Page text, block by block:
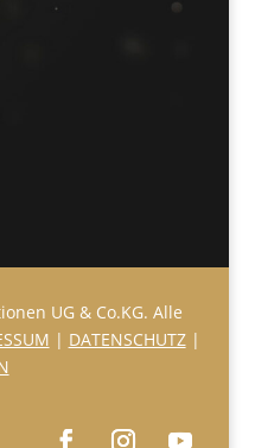
UG & Co.KG. Alle
| DATENSCHUTZ|